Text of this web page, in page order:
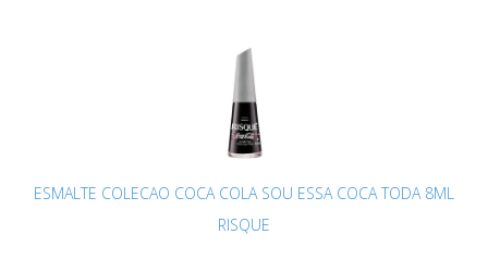
ESMALTE COLECAO COCA COLA SOU ESSA COCA TODA 8ML
RISQUE